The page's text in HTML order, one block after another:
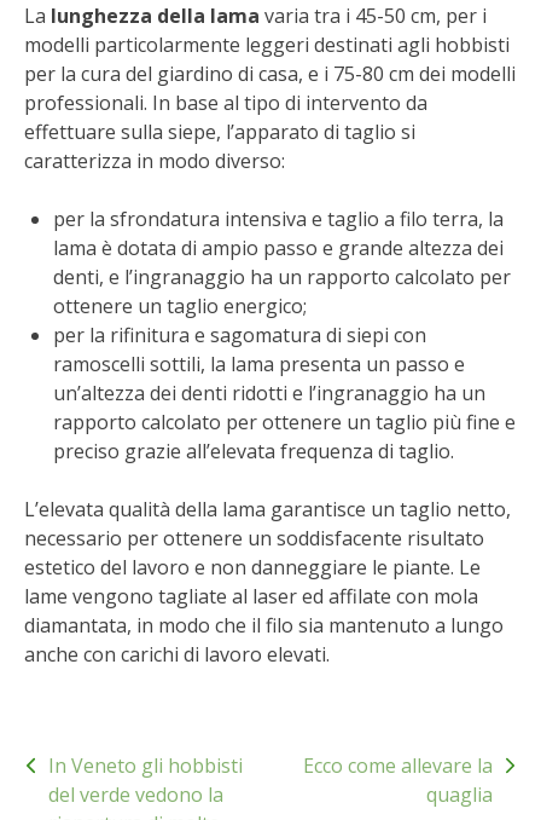
SCONTI NOVEMBRE
COMPO
ZAPI GARDEN
BENZA
ORTO BIO – TECNICHE DI COLTIVAZIONE
THERMACELL
IL MIO ORTO
ANIMALI UMANI E NON UMANI
CORMIK
La lunghezza della lama varia tra i 45-50 cm, per i
modelli particolarmente leggeri destinati agli hobbisti
per la cura del giardino di casa, e i 75-80 cm dei modelli
professionali. In base al tipo di intervento da
effettuare sulla siepe, l’apparato di taglio si
caratterizza in modo diverso:
per la sfrondatura intensiva e taglio a filo terra, la
lama è dotata di ampio passo e grande altezza dei
denti, e l’ingranaggio ha un rapporto calcolato per
ottenere un taglio energico;
per la rifinitura e sagomatura di siepi con
ramoscelli sottili, la lama presenta un passo e
un’altezza dei denti ridotti e l’ingranaggio ha un
rapporto calcolato per ottenere un taglio più fine e
preciso grazie all’elevata frequenza di taglio.
L’elevata qualità della lama garantisce un taglio netto,
necessario per ottenere un soddisfacente risultato
estetico del lavoro e non danneggiare le piante. Le
lame vengono tagliate al laser ed affilate con mola
diamantata, in modo che il filo sia mantenuto a lungo
anche con carichi di lavoro elevati.
articoli
In Veneto gli hobbisti
del verde vedono la
Ecco come allevare la
quaglia